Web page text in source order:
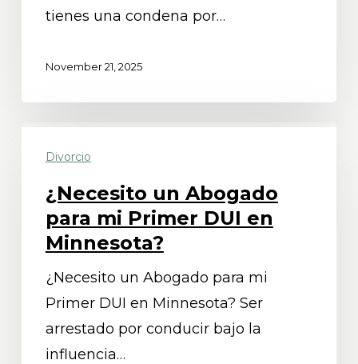
Carolina
tienes una condena por…
November 21, 2025
Abogado
para
DUI
Minnesota?
Divorcio
¿Necesito un Abogado
para mi Primer DUI en
Minnesota?
¿Necesito un Abogado para mi
Primer DUI en Minnesota? Ser
arrestado por conducir bajo la
influencia…